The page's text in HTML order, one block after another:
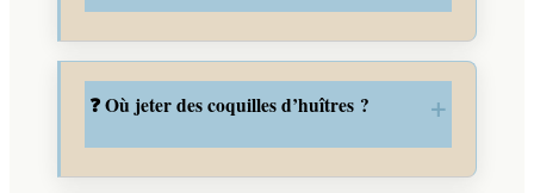
❓ Où jeter des coquilles d’huîtres ?